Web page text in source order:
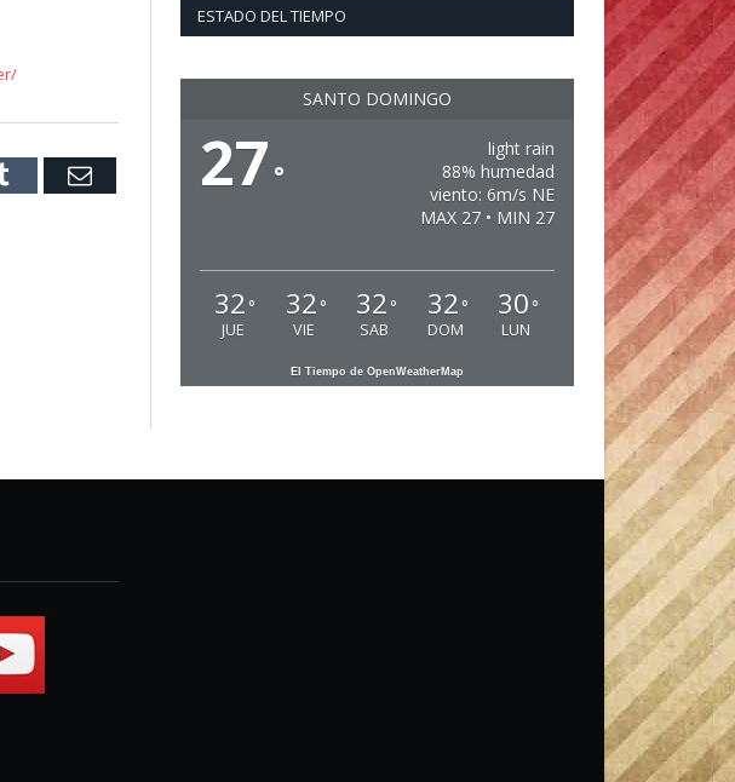
Tumblr Email
ESTADO DEL TIEMPO
SANTO DOMINGO
27 °
light rain
88% humedad
viento: 6m/s NE
MAX 27 • MIN 27
32 °
JUE
32 °
VIE
32 °
SAB
32 °
DOM
30 °
LUN
El Tiempo de OpenWeatherMap